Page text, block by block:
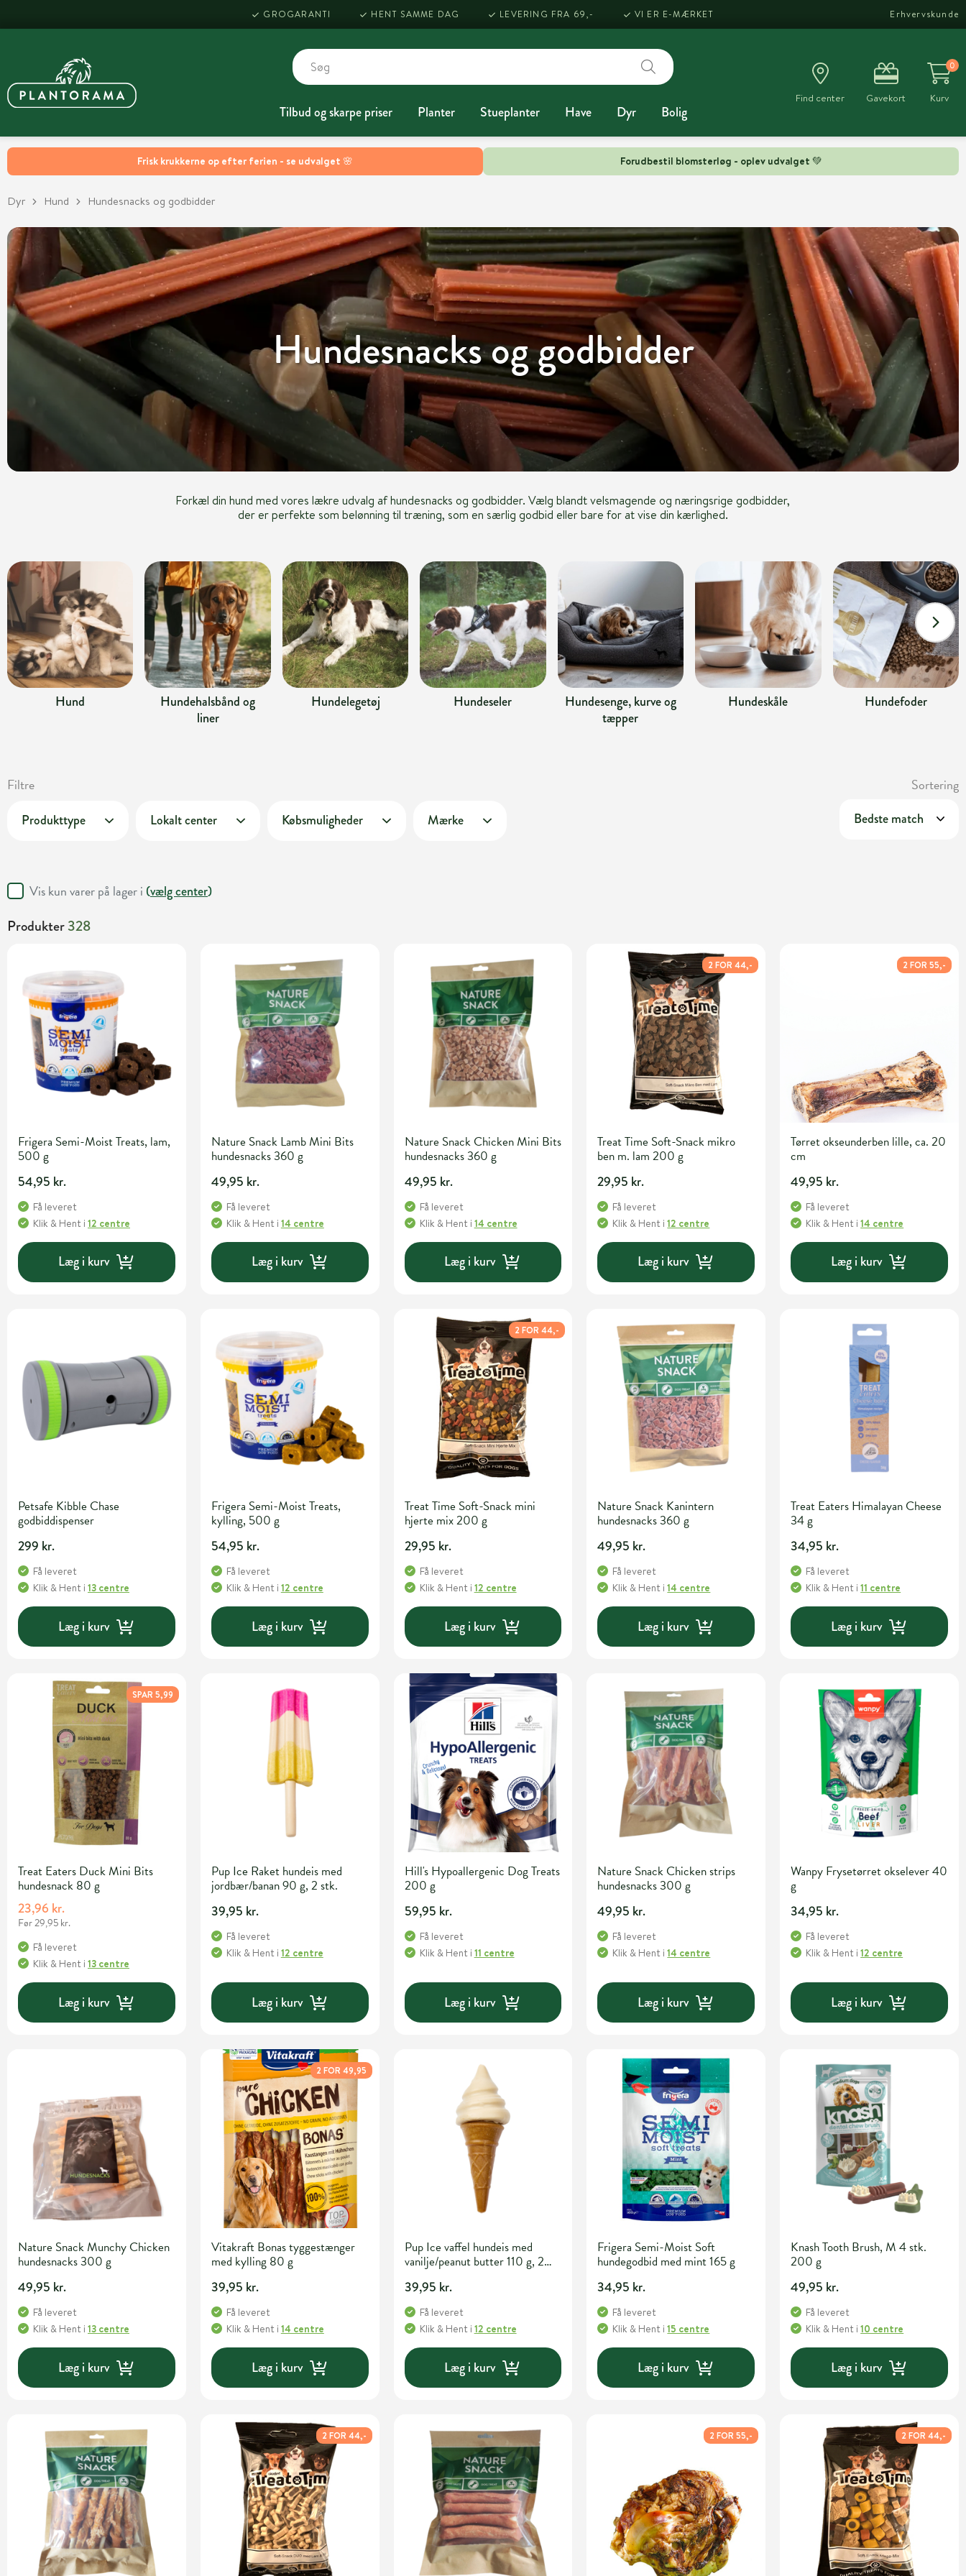
Frisk krukkerne op efter ferien - se udvalget 🌸 Forudbestil blomsterløg - oplev udvalget 💚
GROGARANTI HENT SAMME DAG LEVERING FRA 69,- VI ER E-MÆRKET Erhvervskunde
Tilbud og skarpe priser Planter Stueplanter Have Dyr Bolig
Find center Gavekort
0
Kurv
Dyr Hund Hundesnacks og godbidder
Hundesnacks og godbidder
Forkæl din hund med vores lækre udvalg af hundesnacks og godbidder. Vælg blandt velsmagende og næringsrige godbidder,
der er perfekte som belønning til træning, som en særlig godbid eller bare for at vise din kærlighed.
Hund
Hundehalsbånd og
liner
Hundelegetøj Hundeseler
Hundesenge, kurve og
tæpper
Hundeskåle Hundefoder
Filtre Sortering
Produkttype Lokalt center Købsmuligheder Mærke
Vis kun varer på lager i (vælg center)
Produkter328
Frigera Semi-Moist Treats, lam,
500 g
54,95 kr.
Få leveret
Klik & Hent i 12 centre
Læg i kurv
Nature Snack Lamb Mini Bits
hundesnacks 360 g
49,95 kr.
Få leveret
Klik & Hent i 14 centre
Læg i kurv
Nature Snack Chicken Mini Bits
hundesnacks 360 g
49,95 kr.
Få leveret
Klik & Hent i 14 centre
Læg i kurv
2 FOR 44,-
Treat Time Soft-Snack mikro
ben m. lam 200 g
29,95 kr.
Få leveret
Klik & Hent i12 centre
Læg i kurv
2 FOR 55,-
Tørret okseunderben lille, ca. 20
cm
49,95 kr.
Få leveret
Klik & Hent i14 centre
Læg i kurv
Petsafe Kibble Chase
godbiddispenser
299 kr.
Få leveret
Klik & Hent i 13 centre
Læg i kurv
Frigera Semi-Moist Treats,
kylling, 500 g
54,95 kr.
Få leveret
Klik & Hent i 12 centre
Læg i kurv
2 FOR 44,-
Treat Time Soft-Snack mini
hjerte mix 200 g
29,95 kr.
Få leveret
Klik & Hent i 12 centre
Læg i kurv
Nature Snack Kanintern
hundesnacks 360 g
49,95 kr.
Få leveret
Klik & Hent i14 centre
Læg i kurv
Treat Eaters Himalayan Cheese
34 g
34,95 kr.
Få leveret
Klik & Hent i11 centre
Læg i kurv
SPAR 5,99
Treat Eaters Duck Mini Bits
hundesnack 80 g
23,96 kr.
Før 29,95 kr.
Få leveret
Klik & Hent i 13 centre
Læg i kurv
Pup Ice Raket hundeis med
jordbær/banan 90 g, 2 stk.
39,95 kr.
Få leveret
Klik & Hent i 12 centre
Læg i kurv
Hill's Hypoallergenic Dog Treats
200 g
59,95 kr.
Få leveret
Klik & Hent i 11 centre
Læg i kurv
Nature Snack Chicken strips
hundesnacks 300 g
49,95 kr.
Få leveret
Klik & Hent i14 centre
Læg i kurv
Wanpy Frysetørret okselever 40
g
34,95 kr.
Få leveret
Klik & Hent i12 centre
Læg i kurv
Nature Snack Munchy Chicken
hundesnacks 300 g
49,95 kr.
Få leveret
Klik & Hent i 13 centre
Læg i kurv
2 FOR 49,95
Vitakraft Bonas tyggestænger
med kylling 80 g
39,95 kr.
Få leveret
Klik & Hent i 14 centre
Læg i kurv
Pup Ice vaffel hundeis med
vanilje/peanut butter 110 g, 2
39,95 kr.
Få leveret
Klik & Hent i 12 centre
Læg i kurv
Frigera Semi-Moist Soft
hundegodbid med mint 165 g
34,95 kr.
Få leveret
Klik & Hent i15 centre
Læg i kurv
Knash Tooth Brush, M 4 stk.
200 g
49,95 kr.
Få leveret
Klik & Hent i10 centre
Læg i kurv
2 FOR 44,- 2 FOR 55,- 2 FOR 44,-